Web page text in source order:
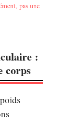
pas une
:
corps